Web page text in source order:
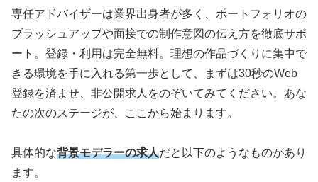
専任アドバイザーは業界出身者が多く、ポートフォリオの
ブラッシュアップや面接での制作意図の伝え方を徹底サポ
ート。登録・利用は完全無料。理想の作品づくりに集中で
きる環境を手に入れる第一歩として、まずは30秒のWeb
登録を済ませ、非公開求人をのぞいてみてください。あな
たの次のステージが、ここから始まります。
具体的な背景モデラーの求人だと以下のようなものがあり
ます。